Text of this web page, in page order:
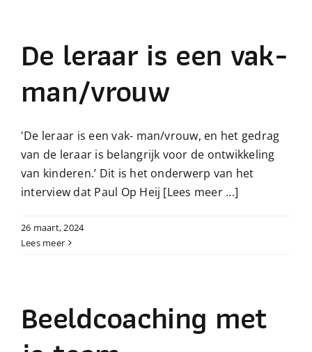
De leraar is een vak-
man/vrouw
'De leraar is een vak- man/vrouw, en het gedrag
van de leraar is belangrijk voor de ontwikkeling
van kinderen.’ Dit is het onderwerp van het
interview dat Paul Op Heij [Lees meer ...]
26 maart, 2024
Lees meer
Beeldcoaching met